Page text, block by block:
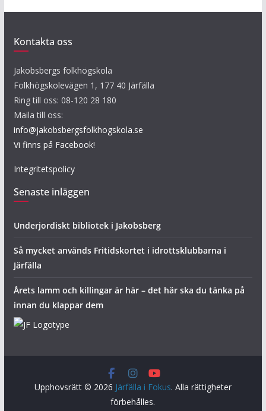
Kontakta oss
Jakobsbergs folkhögskola
Folkhögskolevägen 1, 177 40 Järfälla
Ring till oss: 08-120 28 180
Maila till oss:
info@jakobsbergsfolkhogskola.se
Vi finns på Facebook!
Integritetspolicy
Senaste inläggen
Underjordiskt bibliotek i Jakobsberg
Så mycket används Fritidskortet i idrottsklubbarna i
Järfälla
Årets lamm och killingar är här – det här ska du tänka på
innan du klappar dem
Upphovsrätt © 2026 Järfälla i Fokus. Alla rättigheter
förbehålles.